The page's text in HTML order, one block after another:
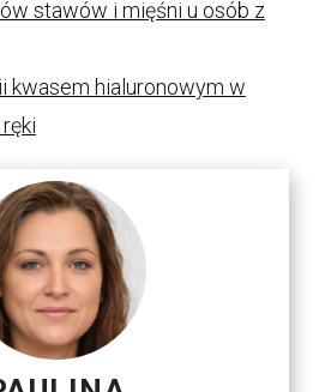
stawów i mięśni u osób z
kwasem hialuronowym w